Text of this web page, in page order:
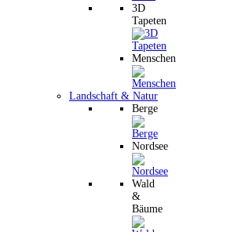
3D
Tapeten
Menschen
Landschaft & Natur
Berge
Nordsee
Wald
&
Bäume